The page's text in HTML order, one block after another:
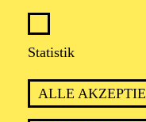
Statistik
ALLE